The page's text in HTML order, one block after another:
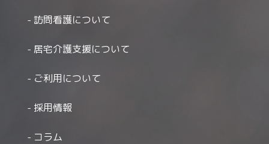
訪問看護について
居宅介護支援について
ご利用について
採用情報
コラム